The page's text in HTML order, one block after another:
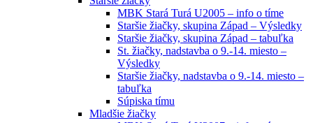
MBK Stará Turá U2005 – info o tíme
Staršie žiačky, skupina Západ – Výsledky
Staršie žiačky, skupina Západ – tabuľka
St. žiačky, nadstavba o 9.-14. miesto –
Výsledky
Staršie žiačky, nadstavba o 9.-14. miesto –
tabuľka
Súpiska tímu
Mladšie žiačky